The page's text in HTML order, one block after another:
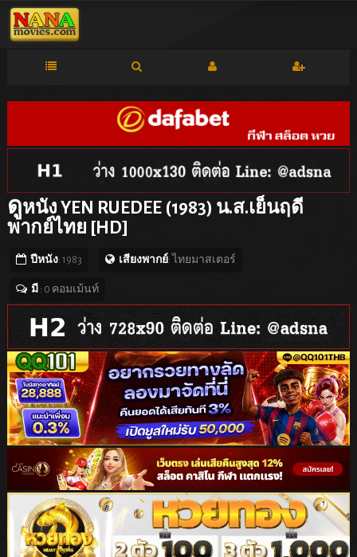
ดูหนัง YEN RUEDEE (1983) น.ส.เย็นฤดี
พากย์ไทย [HD]
ปีหนัง: 1983 เสียงพากย์: ไทยมาสเตอร์
มี : 0 คอมเม้นท์